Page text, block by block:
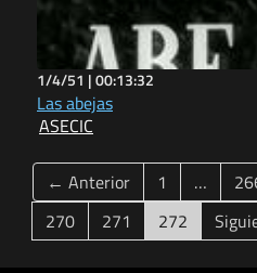
1/4/51 |00:13:32
Las abejas
ASECIC
← Anterior 1 …
270
271 272 (current)